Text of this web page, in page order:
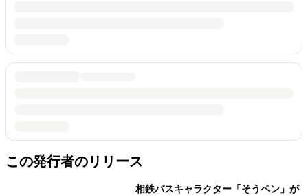
この発行者のリリース
相鉄バスキャラクター「そうペン」が